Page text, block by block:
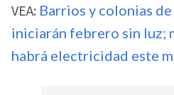
VEA: Barrios y colonias
iniciarán febrero sin luz;
habrá electricidad este